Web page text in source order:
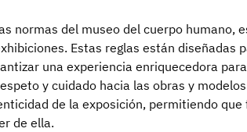
normas del museo del cuerpo humano,
Estas reglas están diseñadas
una experiencia enriquecedora
y cuidado hacia las obras y
de la exposición, permitiendo
de ella.